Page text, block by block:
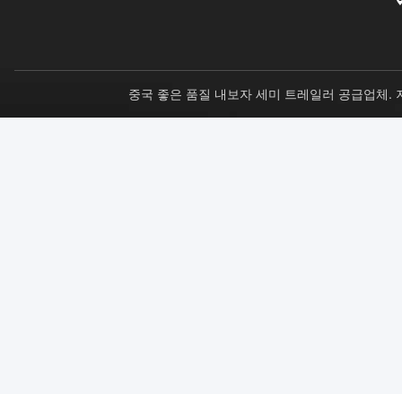
중국 좋은 품질 내보자 세미 트레일러 공급업체